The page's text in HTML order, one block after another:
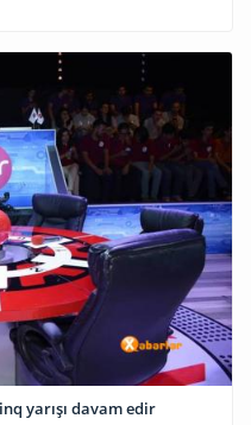
yarışı davam edir